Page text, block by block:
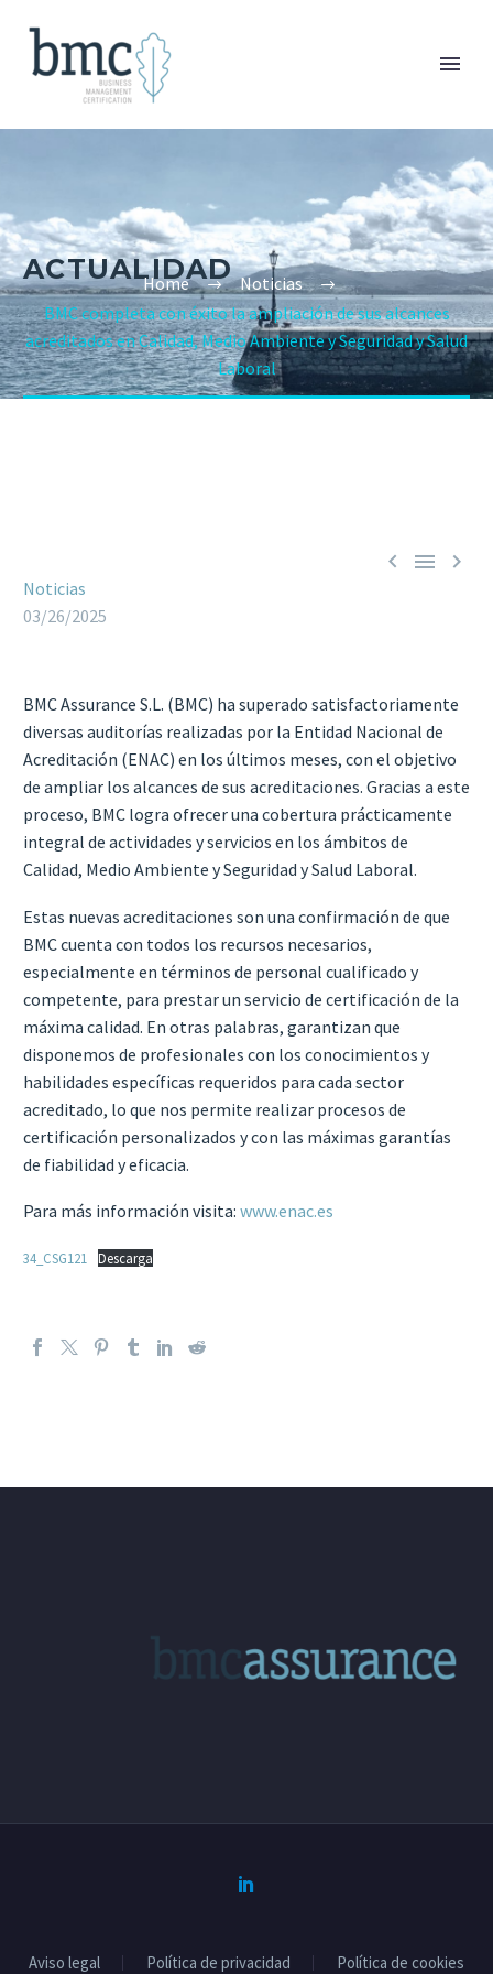
ACTUALIDAD
Home
Noticias
BMC completa con éxito la ampliación de sus alcances
acreditados en Calidad, Medio Ambiente y Seguridad y Salud
Laboral
  
Noticias
03/26/2025
BMC Assurance S.L. (BMC) ha superado satisfactoriamente
diversas auditorías realizadas por la Entidad Nacional de
Acreditación (ENAC) en los últimos meses, con el objetivo
de ampliar los alcances de sus acreditaciones. Gracias a este
proceso, BMC logra ofrecer una cobertura prácticamente
integral de actividades y servicios en los ámbitos de
Calidad, Medio Ambiente y Seguridad y Salud Laboral.
Estas nuevas acreditaciones son una confirmación de que
BMC cuenta con todos los recursos necesarios,
especialmente en términos de personal cualificado y
competente, para prestar un servicio de certificación de la
máxima calidad. En otras palabras, garantizan que
disponemos de profesionales con los conocimientos y
habilidades específicas requeridos para cada sector
acreditado, lo que nos permite realizar procesos de
certificación personalizados y con las máximas garantías
de fiabilidad y eficacia.
Para más información visita: www.enac.es
34_CSG121 Descarga
Aviso legal Política de privacidad Política de cookies